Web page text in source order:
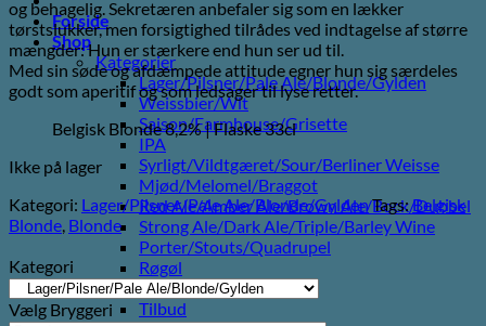
Forside
Shop
Kategorier
Lager/Pilsner/Pale Ale/Blonde/Gylden
Weissbier/Wit
Saison/Farmhouse/Grisette
IPA
Syrligt/Vildtgæret/Sour/Berliner Weisse
Mjød/Melomel/Braggot
Red Ale/Amber Ale/Brown Ale/Bock/Dubbel
Strong Ale/Dark Ale/Triple/Barley Wine
Porter/Stouts/Quadrupel
Røgøl
Øl
Tilbud
og behagelig. Sekretæren anbefaler sig som en lækker
tørstslukker, men forsigtighed tilrådes ved indtagelse af større
mængder: Hun er stærkere end hun ser ud til.
Med sin søde og afdæmpede attitude egner hun sig særdeles
godt som aperitif og som ledsager til lyse retter.
Belgisk Blonde 8,2% | Flaske 33cl
Ikke på lager
Kategori: Lager/Pilsner/Pale Ale/Blonde/GyldenTags:Belgisk
Blonde, Blonde
Kategori
Vælg Bryggeri